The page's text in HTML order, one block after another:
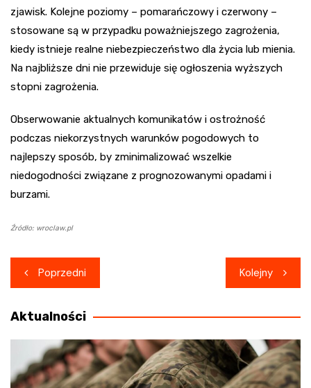
zjawisk. Kolejne poziomy – pomarańczowy i czerwony –
stosowane są w przypadku poważniejszego zagrożenia,
kiedy istnieje realne niebezpieczeństwo dla życia lub mienia.
Na najbliższe dni nie przewiduje się ogłoszenia wyższych
stopni zagrożenia.
Obserwowanie aktualnych komunikatów i ostrożność
podczas niekorzystnych warunków pogodowych to
najlepszy sposób, by zminimalizować wszelkie
niedogodności związane z prognozowanymi opadami i
burzami.
Źródło: wroclaw.pl
Nawigacja
wpisu
Poprzedni Kolejny
Aktualności